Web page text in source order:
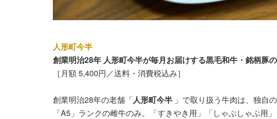
人形町今半
創業明治28年 人形町今半が毎月お届けする黒毛和牛・銘柄豚
［月額 5,400円／送料・消費税込み］
創業明治28年の老舗「人形町今半 」で取り扱う牛肉は、独自
「A5」ランクの雌牛のみ。「すきやき用」「しゃぶしゃぶ用